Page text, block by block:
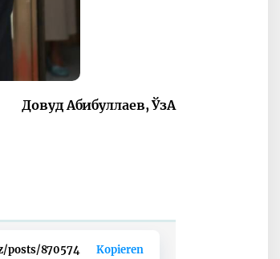
Довуд Абибуллаев, ЎзА
posts/870574 Kopieren